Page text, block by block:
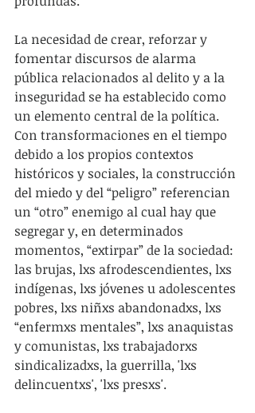
La necesidad de crear, reforzar y
fomentar discursos de alarma
pública relacionados al delito y a la
inseguridad se ha establecido como
un elemento central de la política.
Con transformaciones en el tiempo
debido a los propios contextos
históricos y sociales, la construcción
del miedo y del “peligro” referencian
un “otro” enemigo al cual hay que
segregar y, en determinados
momentos, “extirpar” de la sociedad:
las brujas, lxs afrodescendientes, lxs
indígenas, lxs jóvenes u adolescentes
pobres, lxs niñxs abandonadxs, lxs
“enfermxs mentales”, lxs anaquistas
y comunistas, lxs trabajadorxs
sindicalizadxs, la guerrilla, 'lxs
delincuentxs', 'lxs presxs'.